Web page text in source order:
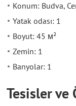
Konum: Budva,
Yatak odası: 1
Boyut: 45 м²
Zemin: 1
Banyolar: 1
Tesisler